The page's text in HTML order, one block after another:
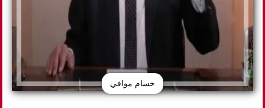
حسام موافي